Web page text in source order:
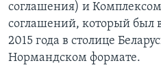
соглашения) и
соглашений, который был
2015 года в столице
Нормандском формате.